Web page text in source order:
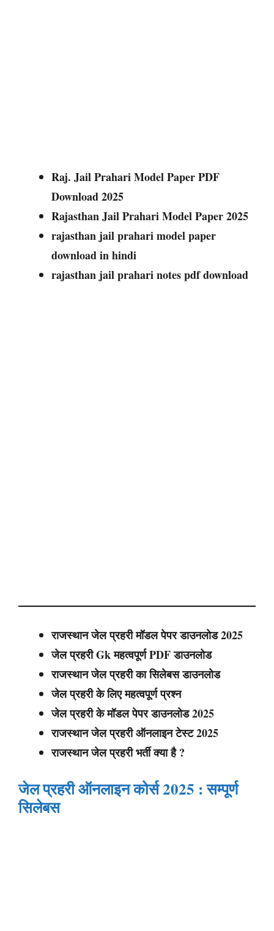
Raj. Jail Prahari Model Paper PDF
Download 2025
Rajasthan Jail Prahari Model Paper 2025
rajasthan jail prahari model paper
download in hindi
rajasthan jail prahari notes pdf download
राजस्थान जेल प्रहरी मॉडल पेपर डाउनलोड 2025
जेल प्रहरीGk महत्वपूर्ण PDF डाउनलोड
राजस्थान जेल प्रहरी का सिलेबस डाउनलोड
जेल प्रहरी के लिए महत्वपूर्ण प्रश्न
जेल प्रहरी के मॉडल पेपर डाउनलोड 2025
राजस्थान जेल प्रहरी ऑनलाइन टेस्ट 2025
राजस्थान जेल प्रहरी भर्ती क्या है ?
जेल प्रहरी ऑनलाइन कोर्स 2025 : सम्पूर्ण
सिलेबस